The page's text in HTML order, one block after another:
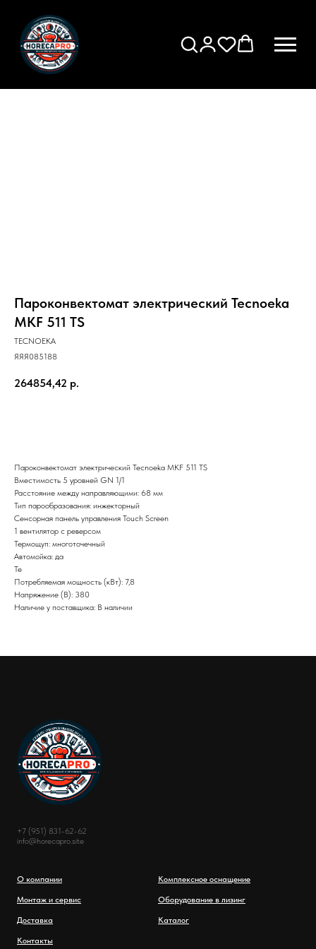
Пароконвектомат электрический Tecnoeka
MKF 511 TS
TECNOEKA
ЯЯЯ085188
264854,42 р.
Пароконвектомат электрический Tecnoeka MKF 511 TS
Вместимость 5 уровней GN 1/1
Расстояние между направляющими: 68 мм
Тип парообразования: инжекторный
Сенсорная панель управления Touch Screen
1 вентилятор с реверсом
Термощуп: многоточечный
Автомойка: да
Те
Потребляемая мощность (кВт): 7,8
Напряжение (В): 380
Наличие у поставщика: В наличии
+7 (951) 831-62-62
info@horecapro.site
О компании
Монтаж и сервис
Доставка
Контакты
Комплексное оснащение
Оборудование в лизинг
Каталог